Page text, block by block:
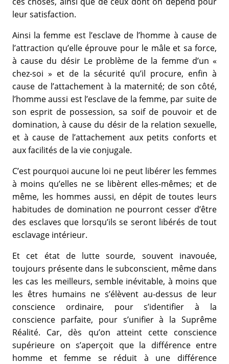
leur satisfaction.
Ainsi la femme est l’esclave de l’homme à cause de
l’attraction qu’elle éprouve pour le mâle et sa force,
à cause du désir Le problème de la femme d’un «
chez-soi » et de la sécurité qu’il procure, enfin à
cause de l’attachement à la maternité; de son côté,
l’homme aussi est l’esclave de la femme, par suite de
son esprit de possession, sa soif de pouvoir et de
domination, à cause du désir de la relation sexuelle,
et à cause de l’attachement aux petits conforts et
aux facilités de la vie conjugale.
C’est pourquoi aucune loi ne peut libérer les femmes
à moins qu’elles ne se libèrent elles-mêmes; et de
même, les hommes aussi, en dépit de toutes leurs
habitudes de domination ne pourront cesser d’être
des esclaves que lorsqu’ils se seront libérés de tout
esclavage intérieur.
Et cet état de lutte sourde, souvent inavouée,
toujours présente dans le subconscient, même dans
les cas les meilleurs, semble inévitable, à moins que
les êtres humains ne s’élèvent au-dessus de leur
conscience ordinaire, pour s’identifier à la
conscience parfaite, pour s’unifier à la Suprême
Réalité. Car, dès qu’on atteint cette conscience
supérieure on s’aperçoit que la différence entre
homme et femme se réduit à une différence